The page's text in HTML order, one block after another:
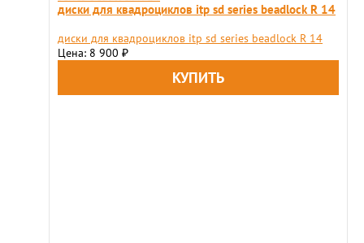
диски для квадроциклов itp sd series beadlock R 14
диски для квадроциклов itp sd series beadlock R 14
Цена: 8 900 ₽